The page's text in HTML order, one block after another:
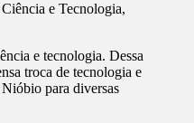
e Tecnologia,
e tecnologia. Dessa
troca de tecnologia e
para diversas